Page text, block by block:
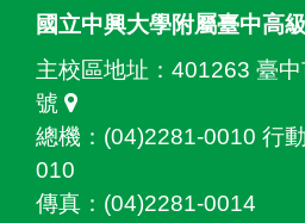
國立中興大學附屬臺中高
主校區地址： 401263 臺
號
總機：(04)2281-0010 行
010
傳真：(04)2281-0014